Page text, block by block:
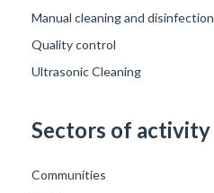
Manual cleaning and disinfection
Quality control
Ultrasonic Cleaning
Sectors of activity
Communities